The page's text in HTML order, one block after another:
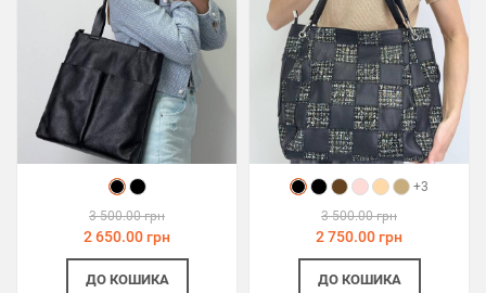
3 500.00 грн
2 650.00 грн
ДО КОШИКА
+3
3 500.00 грн
2 750.00 грн
ДО КОШИКА